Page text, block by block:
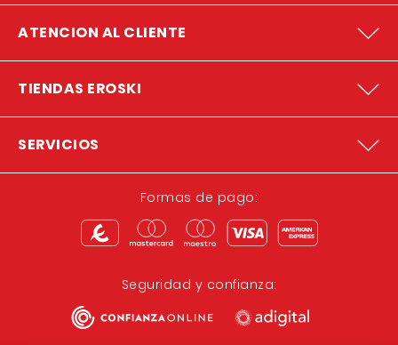
ATENCION AL CLIENTE
TIENDAS EROSKI
SERVICIOS
Formas de pago:
Seguridad y confianza: